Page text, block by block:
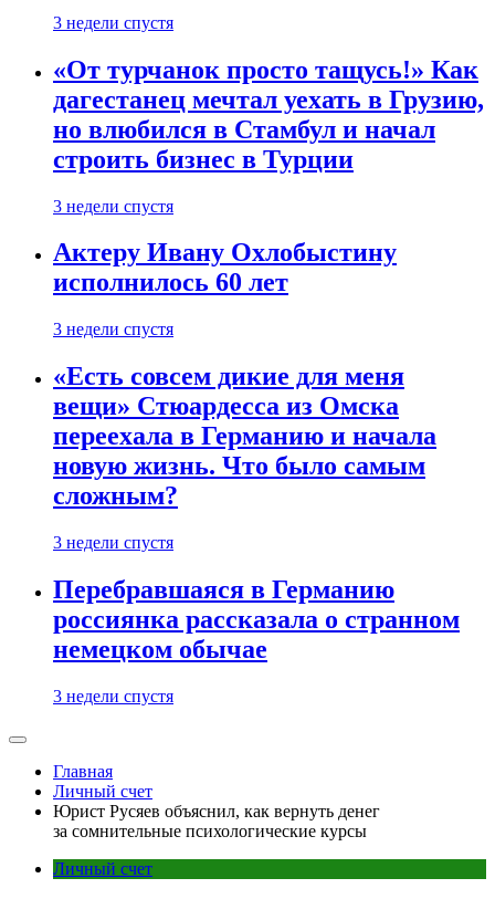
3 недели спустя
«От турчанок просто тащусь!» Как
дагестанец мечтал уехать в Грузию,
но влюбился в Стамбул и начал
строить бизнес в Турции
3 недели спустя
Актеру Ивану Охлобыстину
исполнилось 60 лет
3 недели спустя
«Есть совсем дикие для меня
вещи» Стюардесса из Омска
переехала в Германию и начала
новую жизнь. Что было самым
сложным?
3 недели спустя
Перебравшаяся в Германию
россиянка рассказала о странном
немецком обычае
3 недели спустя
Главная
Личный счет
Юрист Русяев объяснил, как вернуть денег
за сомнительные психологические курсы
Личный счет